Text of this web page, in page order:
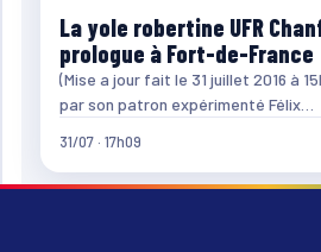
La yole robertine UFR
prologue à Fort-de-France
(Mise a jour fait le 31 juillet 2016 à
par son patron expérimenté Félix…
31/07 · 17h09